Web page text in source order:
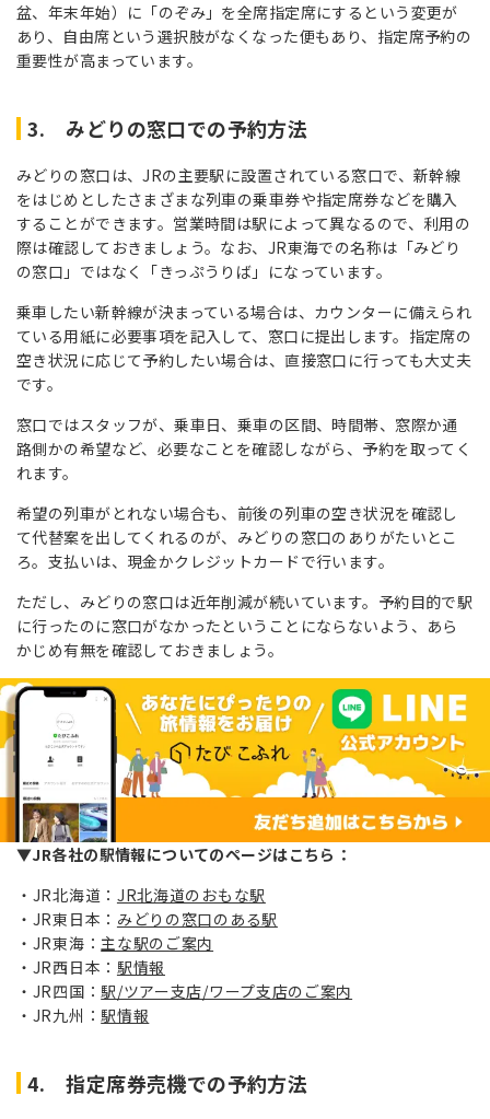
盆、年末年始）に「のぞみ」 を全席指定席にするという変更が
あり、自由席という選択肢がなくなった便もあり、 指定席予約の
重要性が高まっています。
3. みどりの窓口での予約方法
みどりの窓口は、JRの主要駅に設置されている窓口で、新幹線
をはじめとしたさまざまな列車の乗車券や指定席券などを購入
することができます。営業時間は駅によって異なるので、利用の
際は確認しておきましょう。なお、JR東海での名称は「みどり
の窓口」ではなく「きっぷうりば」になっています。
乗車したい新幹線が決まっている場合は、カウンターに備えられ
ている用紙に必要事項を記入して、窓口に提出します。指定席の
空き状況に応じて予約したい場合は、直接窓口に行っても大丈夫
です。
窓口ではスタッフが、乗車日、乗車の区間、時間帯、窓際か通
路側かの希望など、必要なことを確認しながら、予約を取ってく
れます。
希望の列車がとれない場合も、前後の列車の空き状況を確認し
て代替案を出してくれるのが、みどりの窓口のありがたいとこ
ろ。支払いは、現金かクレジットカードで行います。
ただし、みどりの窓口は近年削減が続いています。予約目的で駅
に行ったのに窓口がなかったということにならないよう、あら
かじめ有無を確認しておきましょう。
▼JR各社の駅情報についてのページはこちら：
JR北海道： JR北海道のおもな駅
JR東日本： みどりの窓口のある駅
JR東海： 主な駅のご案内
JR西日本： 駅情報
JR四国： 駅/ツアー支店/ワープ支店のご案内
JR九州： 駅情報
4. 指定席券売機での予約方法